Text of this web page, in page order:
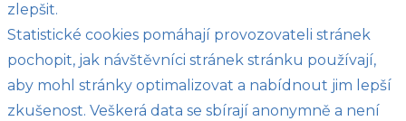
zlepšit.
Statistické cookies pomáhají provozovateli stránek
pochopit, jak návštěvníci stránek stránku používají,
aby mohl stránky optimalizovat a nabídnout jim lepší
zkušenost. Veškerá data se sbírají anonymně a není